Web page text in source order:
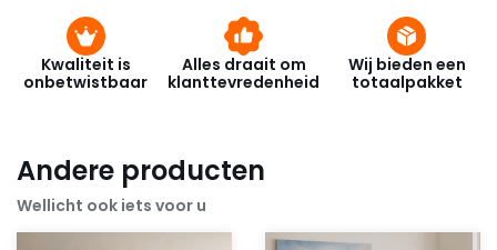
installatie snel en eenvoudig.
Is het vlambeeld realistisch?
Ja – het optische 3D-effect is bijzonder
Met een gebruiksvriendelijk touchpanel of een
handige afstandsbediening.
Kwaliteit is
onbetwistbaar
Alles draait om
klanttevredenheid
Wij bieden een
totaalpakket
Andere producten
Wellicht ook iets voor u